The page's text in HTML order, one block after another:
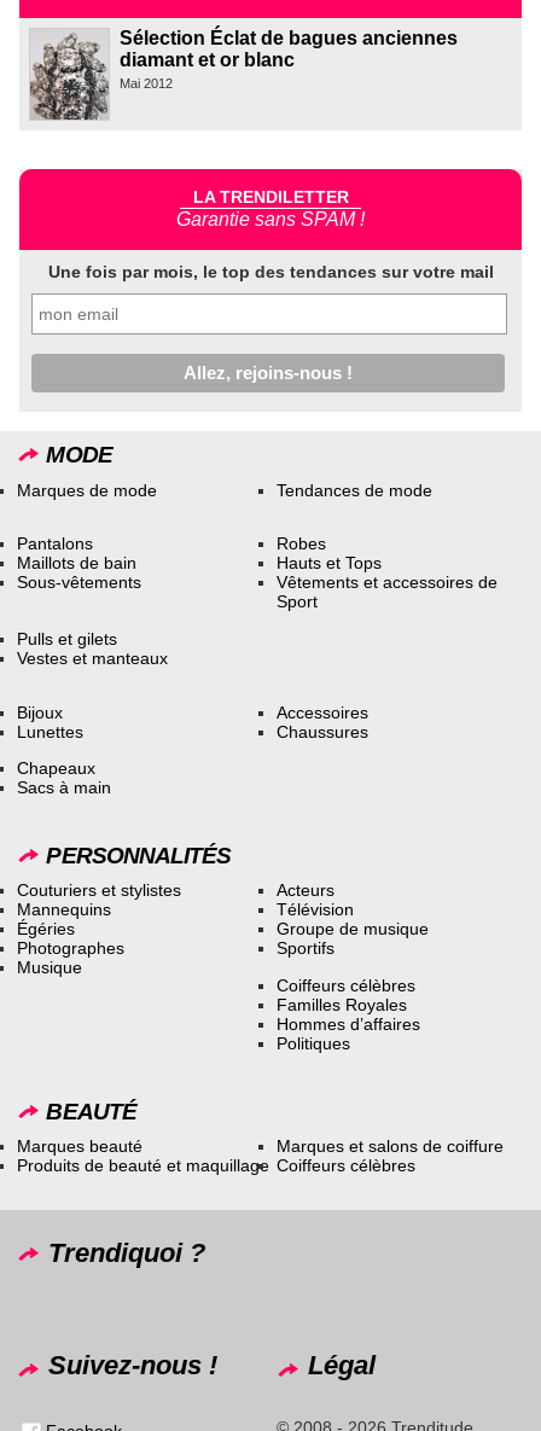
Sélection Éclat de bagues anciennes
diamant et or blanc
Mai 2012
LA TRENDILETTER
Garantie sans SPAM !
Une fois par mois, le top des tendances sur votre mail
MODE
Marques de mode Tendances de mode
Pantalons
Maillots de bain
Sous-vêtements
Robes
Hauts et Tops
Vêtements et accessoires de
Sport
Pulls et gilets
Vestes et manteaux
Bijoux
Lunettes
Accessoires
Chaussures
Chapeaux
Sacs à main
PERSONNALITÉS
Couturiers et stylistes
Mannequins
Égéries
Photographes
Musique
Acteurs
Télévision
Groupe de musique
Sportifs
Coiffeurs célèbres
Familles Royales
Hommes d’affaires
Politiques
BEAUTÉ
Marques beauté
Produits de beauté et maquillage
Marques et salons de coiffure
Coiffeurs célèbres
Trendiquoi ?
Suivez-nous ! Légal
© 2008 - 2026 Trenditude